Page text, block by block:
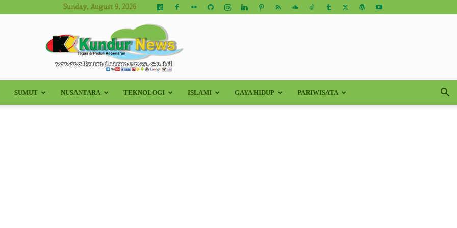
Sunday, August 9, 2026
Kundur
SUMUT NUSANTARA TEKNOLOGI ISLAMI GAYA HIDUP PARIWISATA